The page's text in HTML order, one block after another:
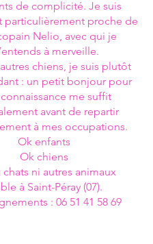
de complicité. Je suis
particulièrement proche de
Nelio, avec qui je
à merveille.
chiens, je suis plutôt
: un petit bonjour pour
me suffit
avant de repartir
à mes occupations.
Ok enfants
Ok chiens
chats ni autres animaux
à Saint-Péray (07).
: 06 51 41 58 69